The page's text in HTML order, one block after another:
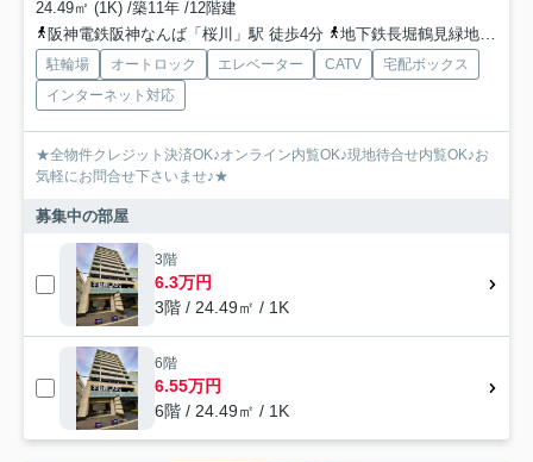
24.49㎡ (1K) /築11年 /12階建
阪神電鉄阪神なんば「桜川」駅 徒歩4分
地下鉄長堀鶴見緑地「ドーム前千代崎」駅 徒歩10分
駐輪場 オートロック エレベーター CATV
宅配ボックス
インターネット対応
★全物件クレジット決済OK♪オンライン内覧OK♪現地待合せ内覧OK♪お
気軽にお問合せ下さいませ♪★
募集中の部屋
3階
6.3万円
3階 / 24.49㎡ / 1K
6階
6.55万円
6階 / 24.49㎡ / 1K